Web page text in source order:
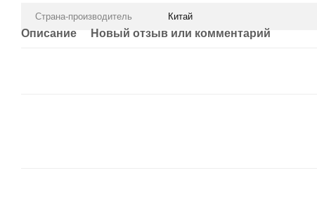
Страна-производитель Китай
Описание Новый отзыв или комментарий